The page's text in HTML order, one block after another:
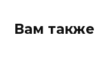
Вам также